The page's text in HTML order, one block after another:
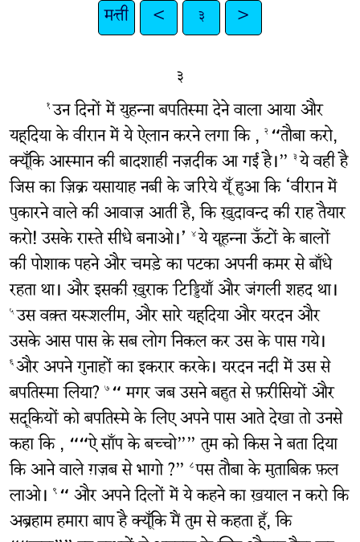
मत्ती < ३ >
३
१उन दिनों में युहन्ना बपतिस्मा देने वाला आया और
यहूदिया के वीरान में ये ऐलान करने लगा कि , २“तौबा करो,
क्यूँकि आस्मान की बादशाही नज़दीक आ गई है।” ३ये वही है
जिस का ज़िक्र यसायाह नबी के जरिये यूँ हुआ कि ‘वीरान में
पुकारने वाले की आवाज़ आती है, कि ख़ुदावन्द की राह तैयार
करो! उसके रास्ते सीधे बनाओ।’ ४ये यूहन्ना ऊँटों के बालों
की पोशाक पहने और चमड़े का पटका अपनी कमर से बाँधे
रहता था। और इसकी ख़ुराक टिड्डियाँ और जंगली शहद था।
५उस वक़्त यरूशलीम, और सारे यहूदिया और यरदन और
उसके आस पास क़े सब लोग निकल कर उस के पास गये।
६और अपने गुनाहों का इकरार करके। यरदन नदी में उस से
बपतिस्मा लिया? ७“ मगर जब उसने बहुत से फ़रीसियों और
सदूकियों को बपतिस्मे के लिए अपने पास आते देखा तो उनसे
कहा कि , ““ऐ साँप के बच्चो”” तुम को किस ने बता दिया
कि आने वाले ग़ज़ब से भागो ?” ८पस तौबा के मुताबिक़ फ़ल
लाओ। ९“ और अपने दिलों में ये कहने का ख़याल न करो कि
अब्रहाम हमारा बाप है क्यूँकि मैं तुम से कहता हूँ, कि